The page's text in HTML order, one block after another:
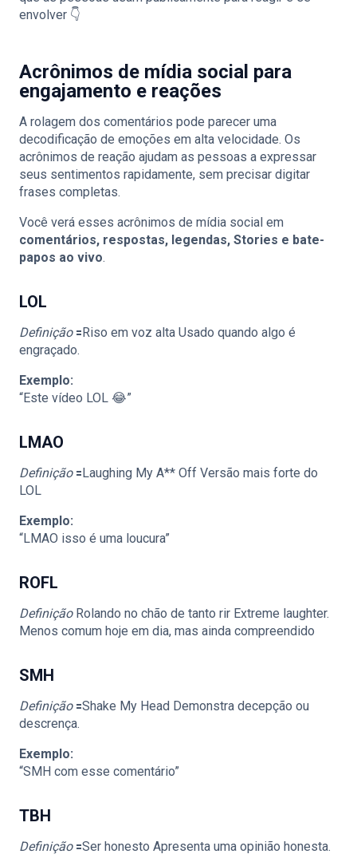
envolver 👇
Acrônimos de mídia social para
engajamento e reações
A rolagem dos comentários pode parecer uma
decodificação de emoções em alta velocidade. Os
acrônimos de reação ajudam as pessoas a expressar
seus sentimentos rapidamente, sem precisar digitar
frases completas.
Você verá esses acrônimos de mídia social em
comentários, respostas, legendas, Stories e bate-
papos ao vivo.
LOL
Definição🟰Riso em voz alta Usado quando algo é
engraçado.
Exemplo:
“Este vídeo LOL 😂”
LMAO
Definição🟰Laughing My A** Off Versão mais forte do
LOL
Exemplo:
“LMAO isso é uma loucura”
ROFL
DefiniçãoRolando no chão de tanto rir Extreme laughter.
Menos comum hoje em dia, mas ainda compreendido
SMH
Definição🟰Shake My Head Demonstra decepção ou
descrença.
Exemplo:
“SMH com esse comentário”
TBH
Definição🟰Ser honesto Apresenta uma opinião honesta.